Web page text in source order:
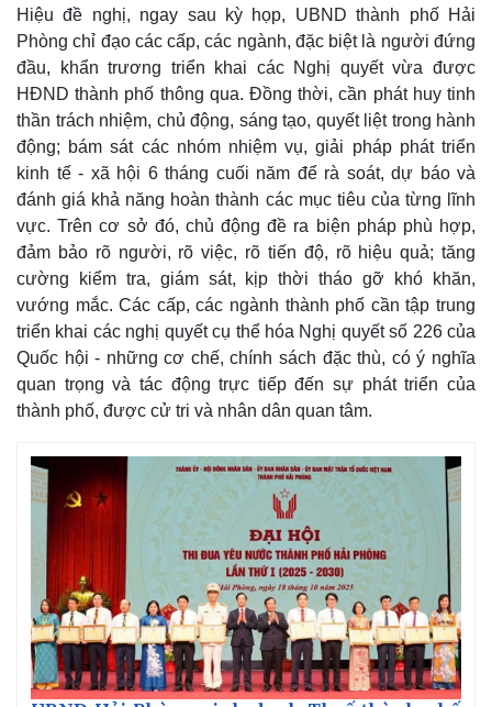
Kinh tế
Bất động sản
Thị trường
Giá vàng
Tiêu dùng
Tỷ giá
Chứng khoán
Hiệu đề nghị, ngay sau kỳ họp, UBND thành phố Hải
Phòng chỉ đạo các cấp, các ngành, đặc biệt là người đứng
đầu, khẩn trương triển khai các Nghị quyết vừa được
HĐND thành phố thông qua. Đồng thời, cần phát huy tinh
thần trách nhiệm, chủ động, sáng tạo, quyết liệt trong hành
động; bám sát các nhóm nhiệm vụ, giải pháp phát triển
kinh tế - xã hội 6 tháng cuối năm để rà soát, dự báo và
đánh giá khả năng hoàn thành các mục tiêu của từng lĩnh
vực. Trên cơ sở đó, chủ động đề ra biện pháp phù hợp,
đảm bảo rõ người, rõ việc, rõ tiến độ, rõ hiệu quả; tăng
cường kiểm tra, giám sát, kịp thời tháo gỡ khó khăn,
vướng mắc. Các cấp, các ngành thành phố cần tập trung
triển khai các nghị quyết cụ thể hóa Nghị quyết số 226 của
Quốc hội - những cơ chế, chính sách đặc thù, có ý nghĩa
quan trọng và tác động trực tiếp đến sự phát triển của
thành phố, được cử tri và nhân dân quan tâm.